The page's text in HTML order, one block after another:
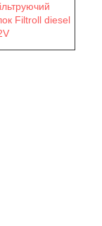
Filtroll diesel